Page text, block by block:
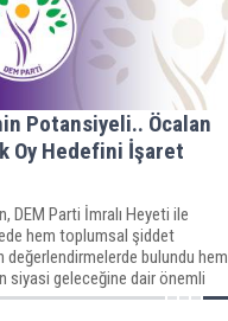
Potansiyeli.. Öcalan
Oy Hedefini İşaret
DEM Parti İmralı Heyeti ile
hem toplumsal şiddet
değerlendirmelerde bulundu hem
siyasi geleceğine dair önemli